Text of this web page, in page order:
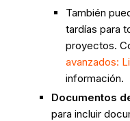
También
tardías para
proyectos.
avanzados:
información.
Documentos
para incluir